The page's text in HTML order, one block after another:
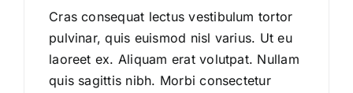
Cras consequat lectus vestibulum tortor
pulvinar, quis euismod nisl varius. Ut eu
laoreet ex. Aliquam erat volutpat. Nullam
quis sagittis nibh. Morbi consectetur